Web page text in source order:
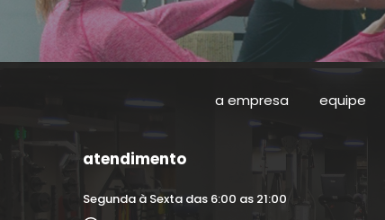
a empresa equipe
atendimento
Segunda à Sexta das 6:00 as 21:00